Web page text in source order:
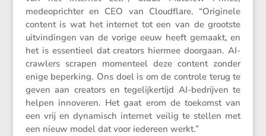
medeop­richter en CEO van Cloud­flare. “Origi­nele
content is wat het internet tot een van de grootste
uitvin­dingen van de vorige eeuw heeft gemaakt, en
het is essen­tieel dat creators hiermee doorgaan. AI-
crawlers scrapen momen­teel deze content zonder
enige beper­king. Ons doel is om de controle terug te
geven aan creators en tegelij­ker­tijd AI-bedrijven te
helpen innoveren. Het gaat erom de toekomst van
een vrij en dynamisch internet veilig te stellen met
een nieuw model dat voor iedereen werkt.”